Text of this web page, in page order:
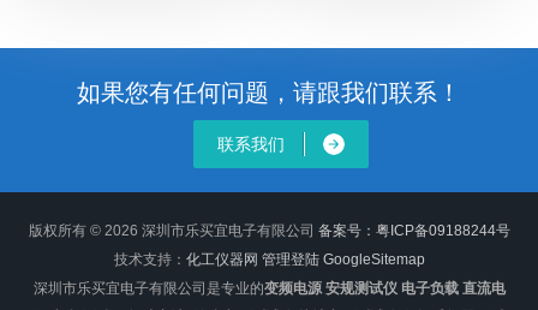
如果您有任何问题，请跟我们联系！
联系我们
版权所有 © 2026 深圳市乐买宜电子有限公司 备案号：粤ICP备09188244号
技术支持： 化工仪器网 管理登陆 GoogleSitemap
深圳市乐买宜电子有限公司是专业的变频电源 安规测试仪 电子负载 直流电